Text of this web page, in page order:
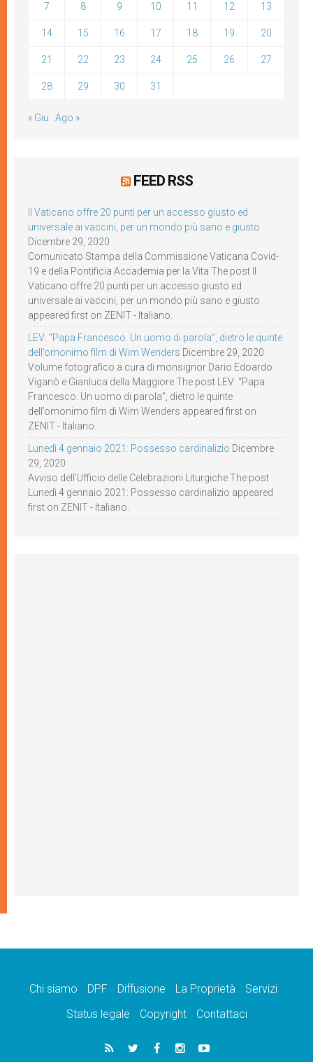
7 8 9 10 11 12 13
14 15 16 17 18 19 20
21 22 23 24 25 26 27
28 29 30 31
« Giu Ago »
FEED RSS
Il Vaticano offre 20 punti per un accesso giusto ed
universale ai vaccini, per un mondo più sano e giusto
Dicembre 29, 2020
Comunicato Stampa della Commissione Vaticana Covid-
19 e della Pontificia Accademia per la Vita The post Il
Vaticano offre 20 punti per un accesso giusto ed
universale ai vaccini, per un mondo più sano e giusto
appeared first on ZENIT - Italiano.
LEV: “Papa Francesco. Un uomo di parola”, dietro le quinte
dell’omonimo film di Wim Wenders Dicembre 29, 2020
Volume fotografico a cura di monsignor Dario Edoardo
Viganò e Gianluca della Maggiore The post LEV: “Papa
Francesco. Un uomo di parola”, dietro le quinte
dell’omonimo film di Wim Wenders appeared first on
ZENIT - Italiano.
Lunedì 4 gennaio 2021: Possesso cardinalizio Dicembre
29, 2020
Avviso dell’Ufficio delle Celebrazioni Liturgiche The post
Lunedì 4 gennaio 2021: Possesso cardinalizio appeared
first on ZENIT - Italiano.
Chi siamo DPF Diffusione La Proprietà
Servizi
Status legale
Copyright Contattaci